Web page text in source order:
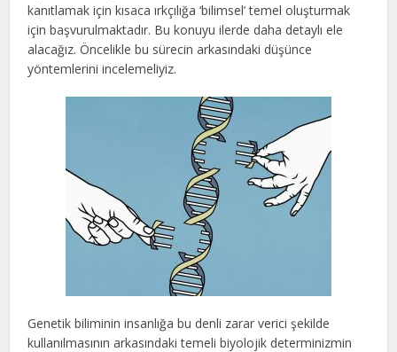
kanıtlamak için kısaca ırkçılığa ‘bilimsel’ temel oluşturmak
için başvurulmaktadır. Bu konuyu ilerde daha detaylı ele
alacağız. Öncelikle bu sürecin arkasındaki düşünce
yöntemlerini incelemeliyiz.
Genetik biliminin insanlığa bu denli zarar verici şekilde
kullanılmasının arkasındaki temeli biyolojik determinizmin